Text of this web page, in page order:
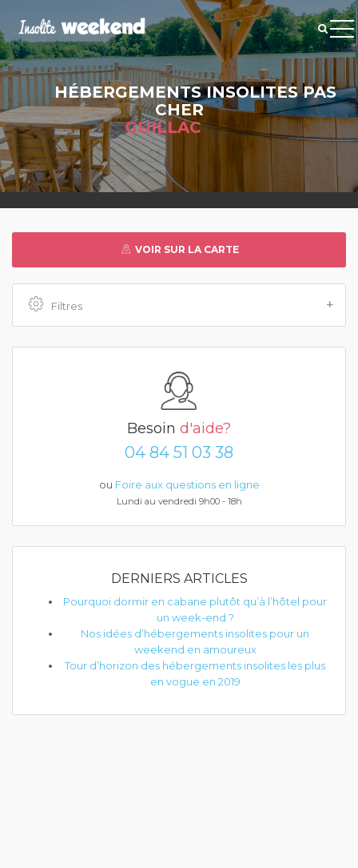
HÉBERGEMENTS INSOLITES PAS
CHER
GUILLAC
VOIR SUR LA CARTE
Filtres
Besoin d'aide?
04 84 51 03 38
ou Foire aux questions en ligne
Lundi au vendredi 9h00 - 18h
DERNIERS ARTICLES
Pourquoi dormir en cabane plutôt qu’à l’hôtel pour
un week-end ?
Nos idées d’hébergements insolites pour un
weekend en amoureux
Tour d’horizon des hébergements insolites les plus
en vogue en 2019